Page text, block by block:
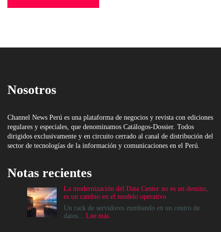
Nosotros
Channel News Perú es una plataforma de negocios y revista con ediciones
regulares y especiales, que denominamos Catálogos-Dossier. Todos
dirigidos exclusivamente y en circuito cerrado al canal de distribución del
sector de tecnologías de la información y comunicaciones en el Perú.
Notas recientes
La modernización del Data Center no es un destino,
es un cambio en el modelo operativo
Un rack de servidores zumbando en un centro de
datos... Lee más: